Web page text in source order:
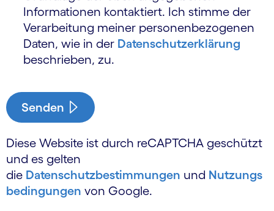
Informationen kontaktiert. Ich stimme der
Verarbeitung meiner personen­bezogenen
Daten, wie in der Daten­schutz­erklärung
beschrieben, zu.
Senden
Diese Website ist durch reCAPTCHA geschützt
und es gelten
die Datenschutzbestimmungen und Nutzungs
bedingungen von Google.